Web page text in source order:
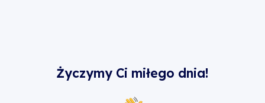
Życzymy Ci miłego dnia!